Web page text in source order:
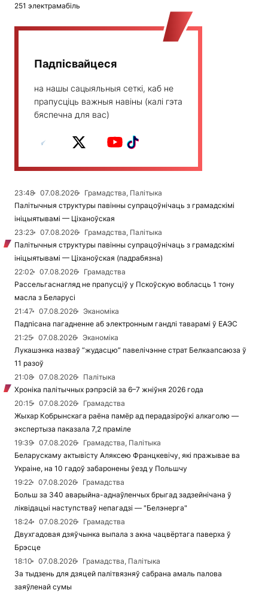
251 электрамабіль
Падпісвайцеся
на нашы сацыяльныя сеткі, каб не
прапусціць важныя навіны (калі гэта
бяспечна для вас)
23:48 07.08.2026
Грамадства, Палітыка
Палітычныя структуры павінны супрацоўнічаць з грамадскімі
ініцыятывамі — Ціханоўская
23:23
07.08.2026
Грамадства, Палітыка
Палітычныя структуры павінны супрацоўнічаць з грамадскімі
ініцыятывамі — Ціханоўская (падрабязна)
22:02
07.08.2026
Грамадства
Рассельгаснагляд не прапусціў у Пскоўскую вобласць 1 тону
масла з Беларусі
21:47
07.08.2026
Эканоміка
Падпісана пагадненне аб электронным гандлі таварамі ў ЕАЭС
21:25
07.08.2026
Эканоміка
Лукашэнка назваў “жудасцю” павелічэнне страт Белкаапсаюза ў
11 разоў
21:08
07.08.2026
Палітыка
Хроніка палітычных рэпрэсій за 6–7 жніўня 2026 года
20:15
07.08.2026
Грамадства
Жыхар Кобрынскага раёна памёр ад перадазіроўкі алкаголю —
экспертыза паказала 7,2 праміле
19:39
07.08.2026
Грамадства, Палітыка
Беларускаму актывісту Аляксею Францкевічу, які пражывае ва
Украіне, на 10 гадоў забаронены ўезд у Польшчу
19:22
07.08.2026
Грамадства
Больш за 340 аварыйна-аднаўленчых брыгад задзейнічана ў
ліквідацыі наступстваў непагадзі — "Белэнерга"
18:24
07.08.2026
Грамадства
Двухгадовая дзяўчынка выпала з акна чацвёртага паверха ў
Брэсце
18:10
07.08.2026
Грамадства, Палітыка
За тыдзень для дзяцей палітвязняў сабрана амаль палова
заяўленай сумы